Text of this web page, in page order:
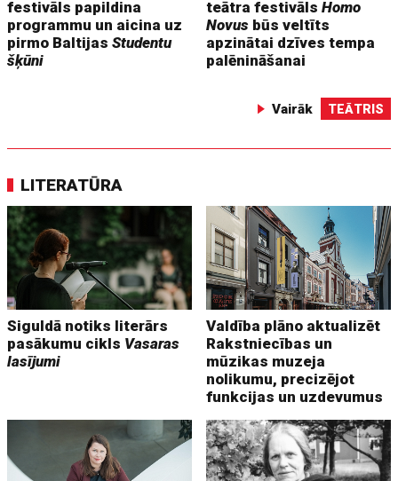
festivāls papildina
programmu un aicina uz
pirmo BaltijasStudentu
šķūni
teātra festivālsHomo
Novus būs veltīts
apzinātai dzīves tempa
palēnināšanai
Vairāk TEĀTRIS
LITERATŪRA
Siguldā notiks literārs
pasākumu cikls Vasaras
lasījumi
Valdība plāno aktualizēt
Rakstniecības un
mūzikas muzeja
nolikumu, precizējot
funkcijas un uzdevumus